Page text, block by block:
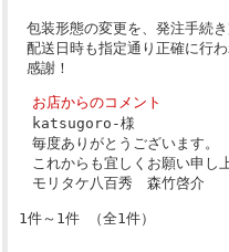
包装形態の変更を、発注手続
配送日時も指定通り正確に行
感謝！
お店からのコメント
katsugoro-様
毎度ありがとうございます。
これからも宜しくお願い申し
モリタケ八百秀 森竹啓介
1件～1件 （全1件）